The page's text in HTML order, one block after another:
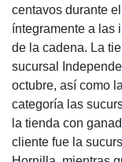
centavos durante
íntegramente a las
de la cadena. La
sucursal
octubre, así como
categoría las
la tienda con
cliente fue la